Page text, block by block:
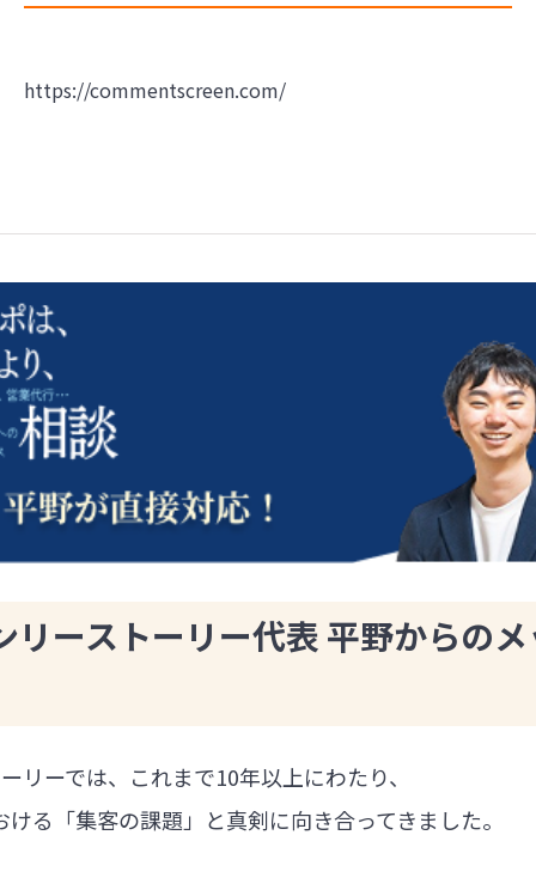
https://commentscreen.com/
リーストーリー代表 平野からの
リーでは、これまで10年以上にわたり、
る「集客の課題」と真剣に向き合ってきました。